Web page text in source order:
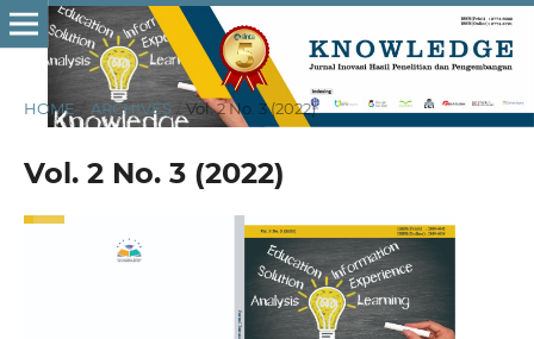
HOME ARCHIVES / Vol. 2 No. 3 (2022)
Vol. 2 No. 3 (2022)